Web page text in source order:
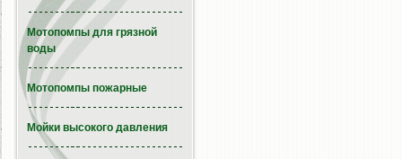
Мотопомпы для грязной
воды
Мотопомпы пожарные
Мойки высокого давления